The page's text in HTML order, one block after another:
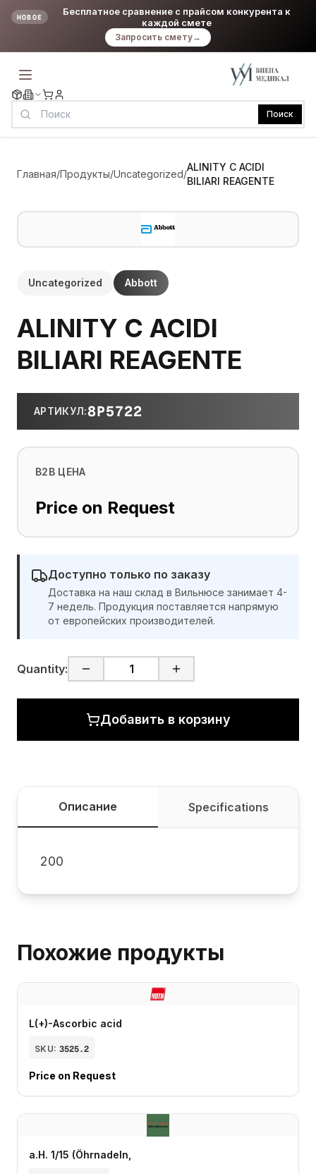
НОВОЕ
Бесплатное сравнение с прайсом конкурента к
каждой смете
Запросить смету→
Поиск
Главная/Продукты/Uncategorized/
ALINITY C ACIDI
BILIARI REAGENTE
Uncategorized Abbott
ALINITY C ACIDI
BILIARI REAGENTE
АРТИКУЛ:8P5722
B2B ЦЕНА
Price on Request
Доступно только по заказу
Доставка на наш склад в Вильнюсе занимает 4-
7 недель. Продукция поставляется напрямую
от европейских производителей.
Quantity:
Добавить в корзину
Описание Specifications
200
Похожие продукты
L(+)-Ascorbic acid
SKU: 3525.2
Price on Request
a.H. 1/15 (Öhrnadeln,